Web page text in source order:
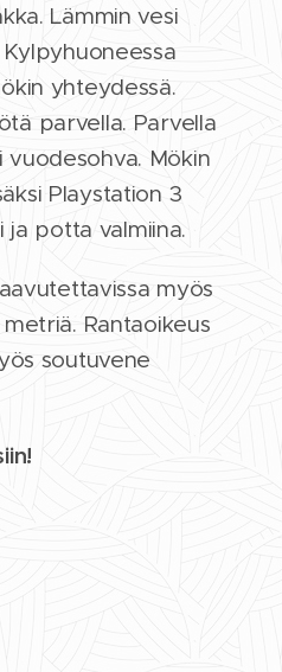
Lämmin vesi
yhteydessä.
parvella. Parvella
vuodesohva. Mökin
Playstation 3
ja potta valmiina.
myös
Rantaoikeus
soutuvene